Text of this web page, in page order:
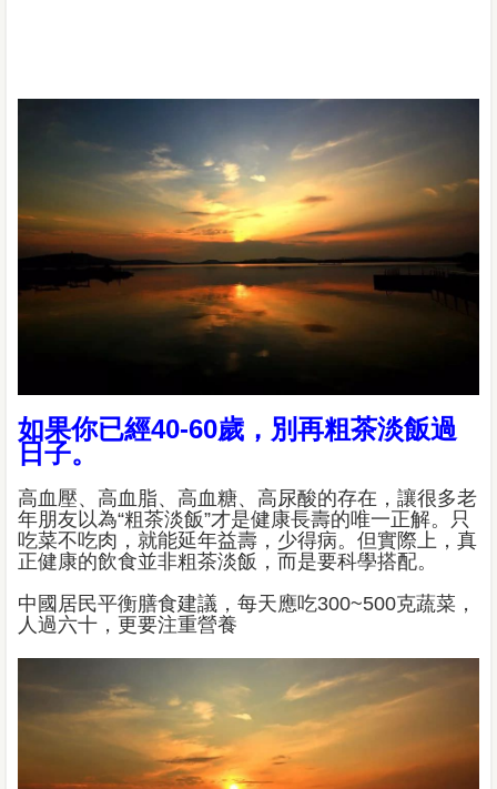
如果你已經40-60歲，別再粗茶淡飯過
日子。
高血壓、高血脂、高血糖、高尿酸的存在，讓很多老
年朋友以為“粗茶淡飯”才是健康長壽的唯一正解。只
吃菜不吃肉，就能延年益壽，少得病。但實際上，真
正健康的飲食並非粗茶淡飯，而是要科學搭配。
中國居民平衡膳食建議，每天應吃300~500克蔬菜，
人過六十，更要注重營養